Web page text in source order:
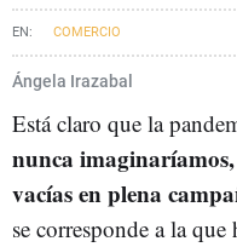
COMERCIO
Ángela Irazabal
Está claro que la
nunca
vacías en plena
se corresponde a la